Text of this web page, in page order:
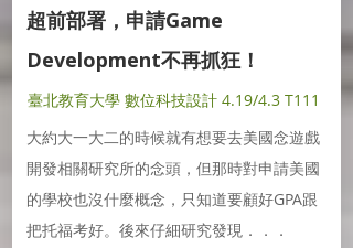
超前部署，申請Game
Development不再抓狂！
臺北教育大學 數位科技設計 4.19/4.3 T111
大約大一大二的時候就有想要去美國念遊戲
開發相關研究所的念頭，但那時對申請美國
的學校也沒什麼概念，只知道要顧好GPA跟
把托福考好。後來仔細研究發現．．．